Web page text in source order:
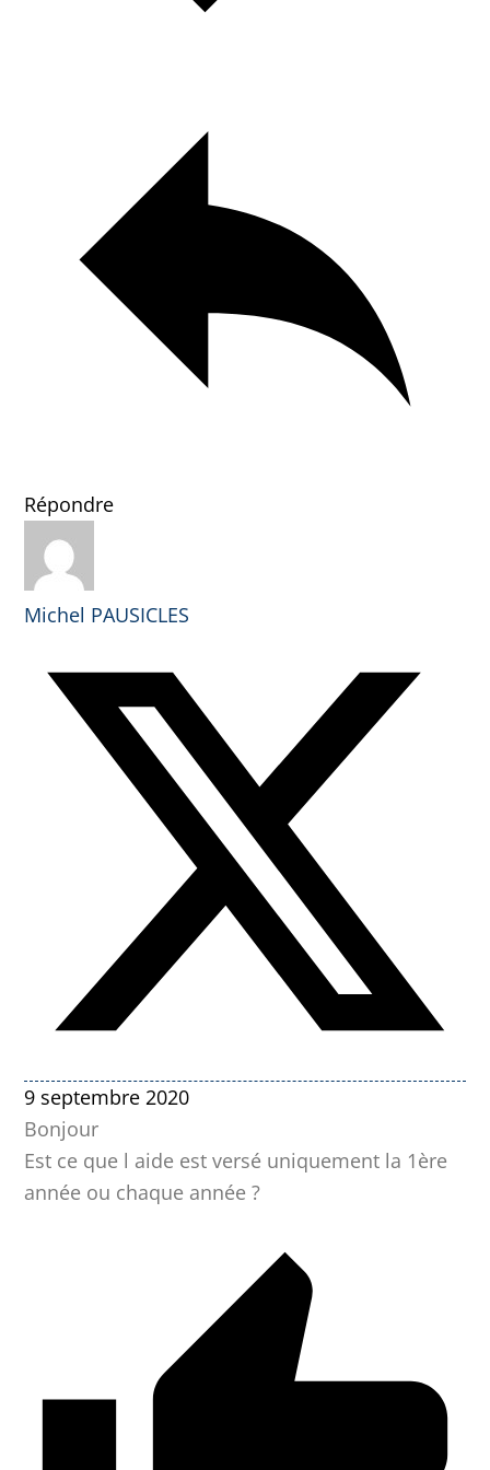
Répondre
Michel PAUSICLES
9 septembre 2020
Bonjour
Est ce que l aide est versé uniquement la 1ère
année ou chaque année ?